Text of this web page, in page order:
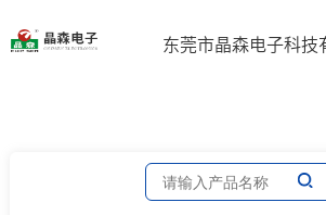
东莞市晶森电子科技